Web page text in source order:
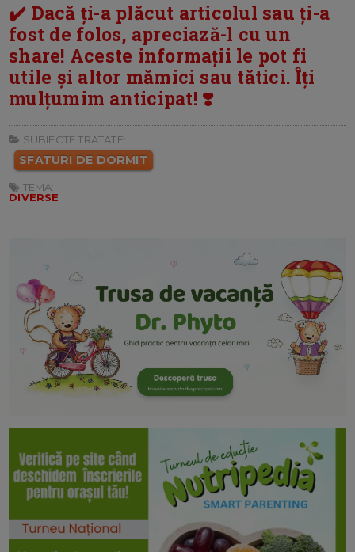
✔️ Dacă ți-a plăcut articolul sau ți-a
fost de folos, apreciază-l cu un
share! Aceste informații le pot fi
utile și altor mămici sau tătici. Îți
mulțumim anticipat! ❣️
SUBIECTE TRATATE:
SFATURI DE DORMIT
TEMA:
DIVERSE